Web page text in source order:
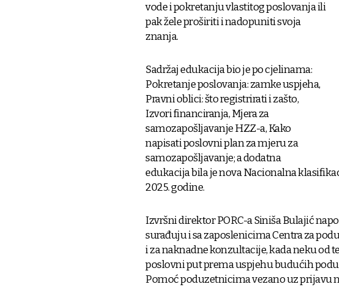
vode i pokretanju vlastitog poslovanja ili
pak žele proširiti i nadopuniti svoja
znanja.
Sadržaj edukacija bio je po cjelinama:
Pokretanje poslovanja: zamke uspjeha,
Pravni oblici: što registrirati i zašto,
Izvori financiranja, Mjera za
samozapošljavanje HZZ-a, Kako
napisati poslovni plan za mjeru za
samozapošljavanje; a dodatna
edukacija bila je nova Nacionalna
2025. godine.
Izvršni direktor PORC-a Siniša Bulajić
surađuju i sa zaposlenicima Centra za
i za naknadne konzultacije, kada neku od
poslovni put prema uspjehu budućih
Pomoć poduzetnicima vezano uz prijavu